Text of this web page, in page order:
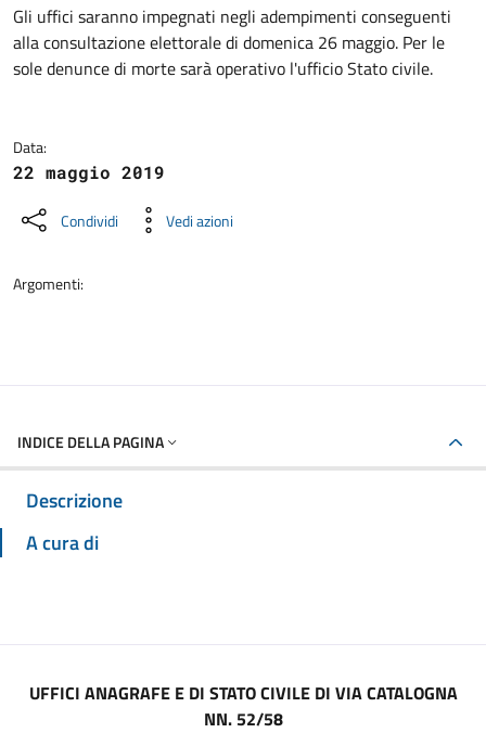
Dettagli della notizia
Gli uffici saranno impegnati negli adempimenti conseguenti
alla consultazione elettorale di domenica 26 maggio. Per le
sole denunce di morte sarà operativo l'ufficio Stato civile.
Data:
22 maggio 2019
Condividi Vedi azioni
Argomenti:
INDICE DELLA PAGINA
Descrizione
A cura di
UFFICI ANAGRAFE E DI STATO CIVILE DI VIA CATALOGNA
NN. 52/58